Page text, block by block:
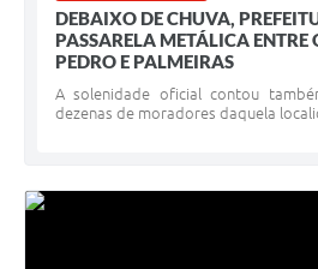
DEBAIXO DE CHUVA,
PASSARELA METÁLICA ENTRE
PEDRO E PALMEIRAS
A solenidade oficial contou
dezenas de moradores daquela